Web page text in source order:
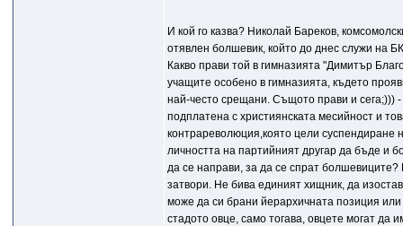
И кой го казва? Николай Бареков,
отявлен болшевик, който до днес служи на
Какво прави той в гимназията "Димитър
учащите особено в гимназията, където
най-често срещани. Същото прави и сега;)))
подплатена с християнската месийност и
контрареволюция,която цели суспендиране
личността на партийният другар да бъде и
да се направи, за да се спрат
затвори. Не бива единият хищник, да
може да си брани йерархичната позиция
стадото овце, само тогава, овцете могат да